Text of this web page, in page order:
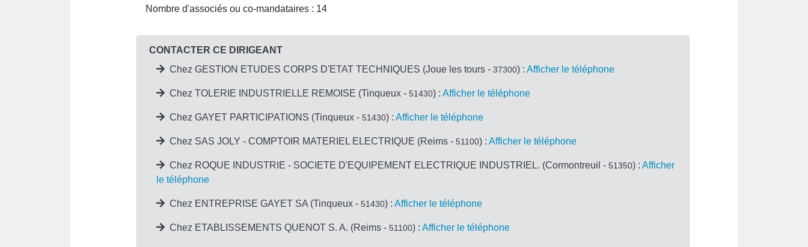
Nombre d'associés ou co-mandataires : 14
CONTACTER CE DIRIGEANT
Chez GESTION ETUDES CORPS D'ETAT TECHNIQUES (Joue les tours - 37300) : Afficher le téléphone
Chez TOLERIE INDUSTRIELLE REMOISE (Tinqueux - 51430) : Afficher le téléphone
Chez GAYET PARTICIPATIONS (Tinqueux - 51430) : Afficher le téléphone
Chez SAS JOLY - COMPTOIR MATERIEL ELECTRIQUE (Reims - 51100) : Afficher le téléphone
Chez ROQUE INDUSTRIE - SOCIETE D'EQUIPEMENT ELECTRIQUE INDUSTRIEL. (Cormontreuil - 51350) : Afficher
le téléphone
Chez ENTREPRISE GAYET SA (Tinqueux - 51430) : Afficher le téléphone
Chez ETABLISSEMENTS QUENOT S. A. (Reims - 51100) : Afficher le téléphone